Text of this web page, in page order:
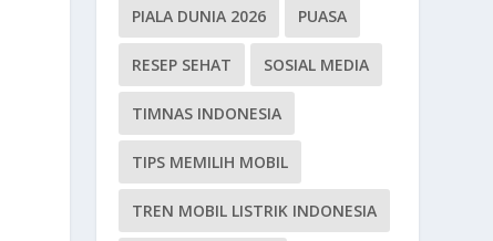
PIALA DUNIA 2026 PUASA
RESEP SEHAT SOSIAL MEDIA
TIMNAS INDONESIA
TIPS MEMILIH MOBIL
TREN MOBIL LISTRIK INDONESIA